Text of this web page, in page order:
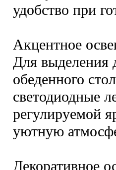
удобство при
Акцентное
Для выделения
обеденного
светодиодные
регулируемой
уютную
Декоративное